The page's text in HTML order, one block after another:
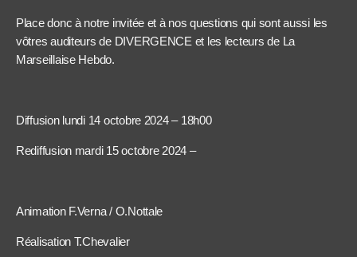
Place donc à notre invitée et à nos questions qui sont aussi les
vôtres auditeurs de DIVERGENCE et les lecteurs de La
Marseillaise Hebdo.
Diffusion lundi 14 octobre 2024 – 18h00
Rediffusion mardi 15 octobre 2024 –
Animation F.Verna / O.Nottale
Réalisation T.Chevalier